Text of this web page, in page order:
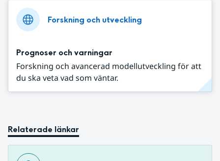
Forskning och utveckling
Prognoser och varningar
Forskning och avancerad modellutveckling för att
du ska veta vad som väntar.
Relaterade länkar